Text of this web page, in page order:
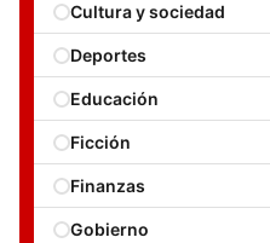
Cultura y sociedad
Deportes
Educación
Ficción
Finanzas
Gobierno